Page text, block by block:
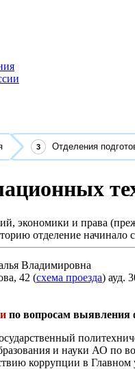
Отделения
экономики и права
отделение
Владимировна
42 (схема проезда) ауд.
по вопросам выявления
и науки АО по
коррупции в